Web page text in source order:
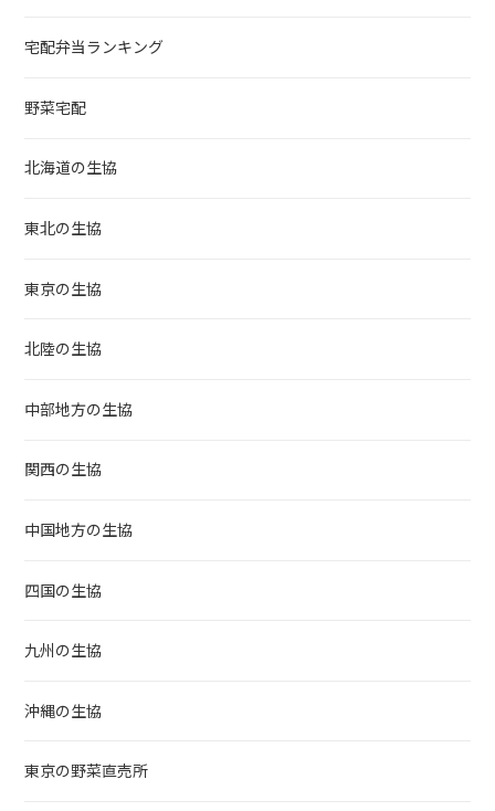
宅配弁当ランキング
野菜宅配
北海道の生協
東北の生協
東京の生協
北陸の生協
中部地方の生協
関西の生協
中国地方の生協
四国の生協
九州の生協
沖縄の生協
東京の野菜直売所